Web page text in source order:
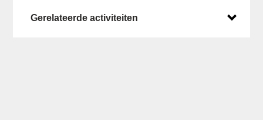
Gerelateerde activiteiten